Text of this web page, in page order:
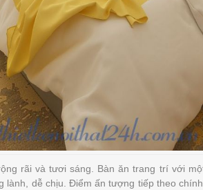
Thiết kế thi công tân cổ điển căn hộ 3 ngủ tại Season Avenue
rãi và tươi sáng. Bàn ăn trang trí với
lành, dễ chịu. Điểm ấn tượng tiếp theo